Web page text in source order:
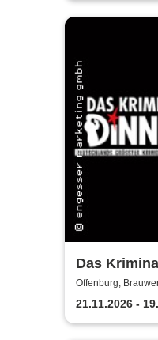
Das
Testament
Offenburg,
21.11.2026 -